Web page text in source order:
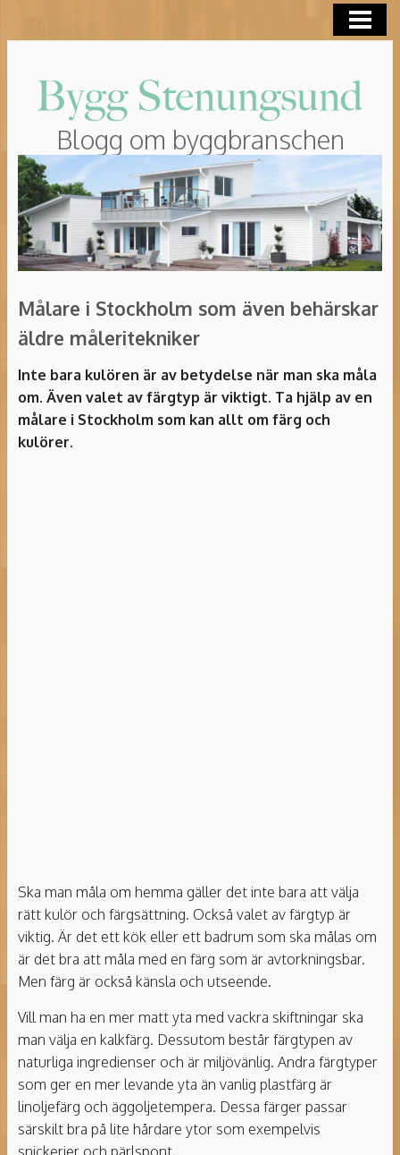
Blogg om byggbranschen
Målare i Stockholm som även behärskar
äldre måleritekniker
Inte bara kulören är av betydelse när man ska måla
om. Även valet av färgtyp är viktigt. Ta hjälp av en
målare i Stockholm som kan allt om färg och
kulörer.
Ska man måla om hemma gäller det inte bara att välja
rätt kulör och färgsättning. Också valet av färgtyp är
viktig. Är det ett kök eller ett badrum som ska målas om
är det bra att måla med en färg som är avtorkningsbar.
Men färg är också känsla och utseende.
Vill man ha en mer matt yta med vackra skiftningar ska
man välja en kalkfärg. Dessutom består färgtypen av
naturliga ingredienser och är miljövänlig. Andra färgtyper
som ger en mer levande yta än vanlig plastfärg är
linoljefärg och äggoljetempera. Dessa färger passar
särskilt bra på lite hårdare ytor som exempelvis
snickerier och pärlspont.